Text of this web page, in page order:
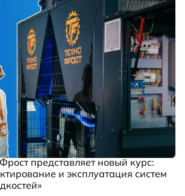
представляет новый курс:
и эксплуатация систем